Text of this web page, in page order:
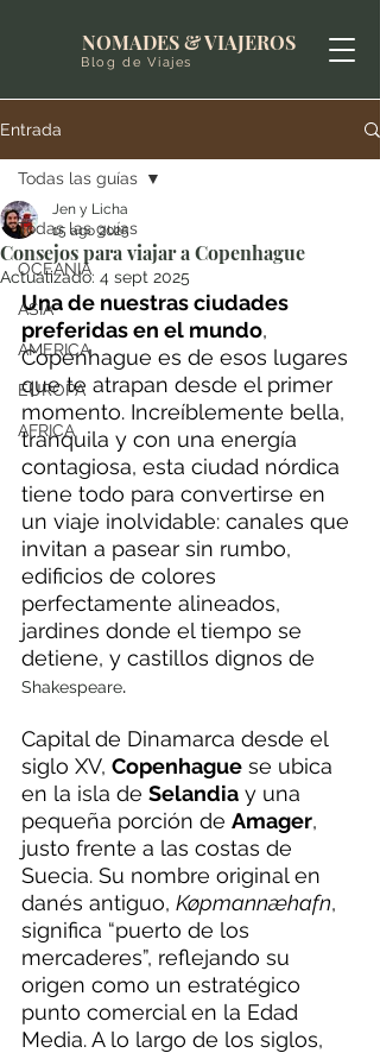
NOMADES & VIAJEROS
Blog de Viajes
Entrada
Todas las guías
OCEANIA
ASIA
AMERICA
EUROPA
AFRICA
Todas las guías
Consejos para viajar a Copenhague
Jen y Licha
15 ago 2025
Actualizado: 4 sept 2025
Una de nuestras ciudades
preferidas en el mundo,
Copenhague es de esos lugares
que te atrapan desde el primer
momento. Increíblemente bella,
tranquila y con una energía
contagiosa, esta ciudad nórdica
tiene todo para convertirse en
un viaje inolvidable: canales que
invitan a pasear sin rumbo,
edificios de colores
perfectamente alineados,
jardines donde el tiempo se
detiene, y castillos dignos de
Shakespeare.
Capital de Dinamarca desde el
siglo XV, Copenhague se ubica
en la isla de Selandia y una
pequeña porción de Amager,
justo frente a las costas de
Suecia. Su nombre original en
danés antiguo, Køpmannæhafn,
significa “puerto de los
mercaderes”, reflejando su
origen como un estratégico
punto comercial en la Edad
Media. A lo largo de los siglos,